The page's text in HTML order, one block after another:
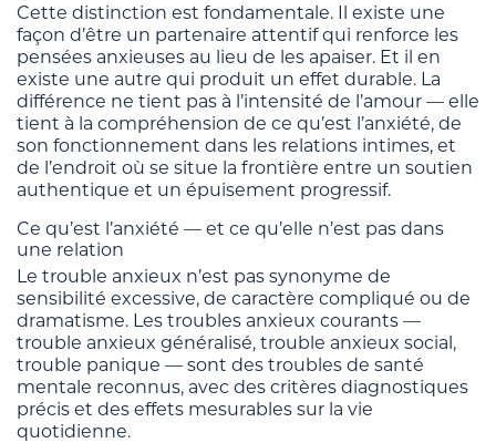
Cette distinction est fondamentale. Il existe une
façon d’être un partenaire attentif qui renforce les
pensées anxieuses au lieu de les apaiser. Et il en
existe une autre qui produit un effet durable. La
différence ne tient pas à l’intensité de l’amour — elle
tient à la compréhension de ce qu’est l’anxiété, de
son fonctionnement dans les relations intimes, et
de l’endroit où se situe la frontière entre un soutien
authentique et un épuisement progressif.
Ce qu’est l’anxiété — et ce qu’elle n’est pas dans
une relation
Le trouble anxieux n’est pas synonyme de
sensibilité excessive, de caractère compliqué ou de
dramatisme. Les troubles anxieux courants —
trouble anxieux généralisé, trouble anxieux social,
trouble panique — sont des troubles de santé
mentale reconnus, avec des critères diagnostiques
précis et des effets mesurables sur la vie
quotidienne.